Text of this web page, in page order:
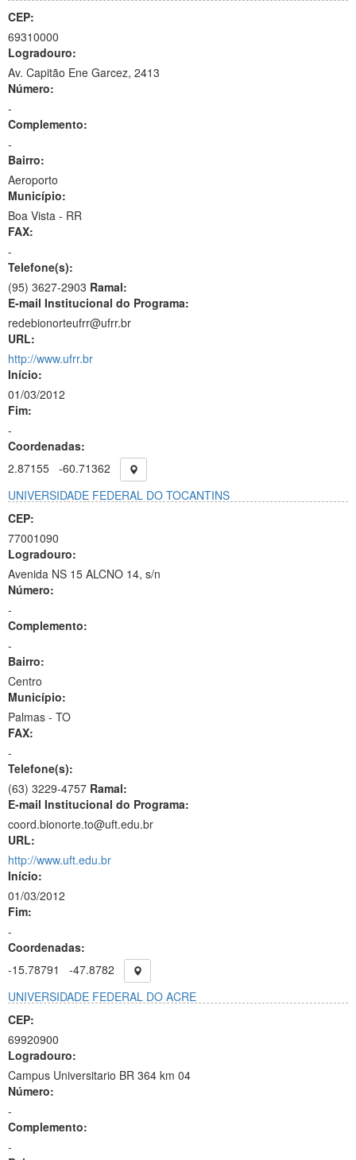
CEP:
69310000
Logradouro:
Av. Capitão Ene Garcez, 2413
Número:
-
Complemento:
-
Bairro:
Aeroporto
Município:
Boa Vista - RR
FAX:
-
Telefone(s):
(95) 3627-2903 Ramal:
E-mail Institucional do Programa:
redebionorteufrr@ufrr.br
URL:
http://www.ufrr.br
Início:
01/03/2012
Fim:
-
Coordenadas:
2.87155 -60.71362
UNIVERSIDADE FEDERAL DO TOCANTINS
CEP:
77001090
Logradouro:
Avenida NS 15 ALCNO 14, s/n
Número:
-
Complemento:
-
Bairro:
Centro
Município:
Palmas - TO
FAX:
-
Telefone(s):
(63) 3229-4757 Ramal:
E-mail Institucional do Programa:
coord.bionorte.to@uft.edu.br
URL:
http://www.uft.edu.br
Início:
01/03/2012
Fim:
-
Coordenadas:
-15.78791
-47.8782
UNIVERSIDADE FEDERAL DO ACRE
CEP:
69920900
Logradouro:
Campus Universitario BR 364 km 04
Número:
-
Complemento:
-